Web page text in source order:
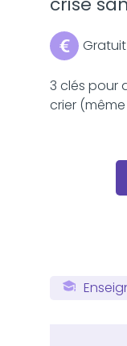
Gratuit
3 clés pour
crier